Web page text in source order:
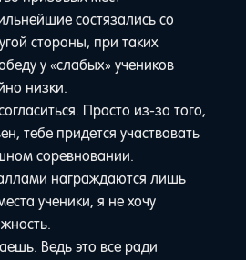
состязались со
стороны, при таких
у «слабых» учеников
низки.
Просто из-за того,
тебе придется участвовать
соревновании.
награждаются лишь
ученики, я не хочу
Ведь это все ради